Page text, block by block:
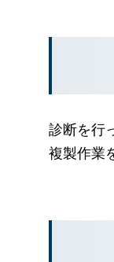
診断を行
複製作業